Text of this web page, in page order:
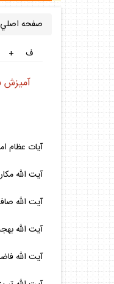
صفحه اصلي
ف
+
آميزش
آيات عظام
آيت الله
آيت الله
آيت الله
آيت الله